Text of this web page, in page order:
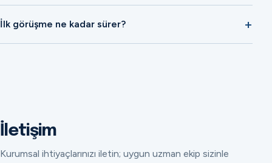
İlk görüşme ne kadar sürer?
İletişim
Kurumsal ihtiyaçlarınızı iletin; uygun uzman ekip sizinle